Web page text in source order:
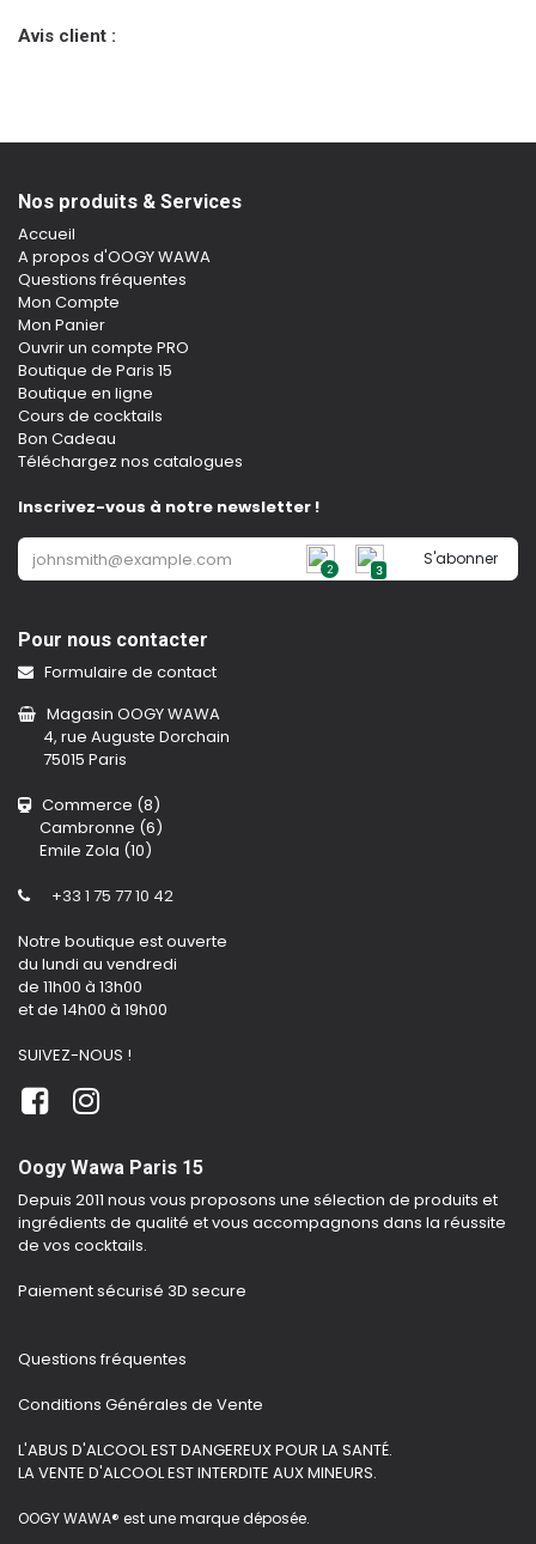
Avis client :
Nos produits & Services
Accueil
A propos d'OOGY WAWA
Questions fréquentes
Mon Compte
Mon Panier
Ouvrir un compte PRO
Boutique de Paris 15
Boutique en ligne
Cours de cocktails
Bon Cadeau
Téléchargez nos catalogues
Inscrivez-vous à notre newsletter !
2 3
S'abonner
Pour nous contacter
Formulaire de contact
Magasin OOGY WAWA
4, rue Auguste Dorchain
75015 Paris
Commerce (8)
Cambronne (6)
Emile Zola (10)
+33 1 75 77 10 42
Notre boutique est ouverte
du lundi au vendredi
de 11h00 à 13h00
et de 14h00 à 19h00
SUIVEZ-NOUS !
Oogy Wawa Paris 15
Depuis 2011 nous vous proposons une sélection de produits et
ingrédients de qualité et vous accompagnons dans la réussite
de vos cocktails.
Paiement sécurisé 3D secure
Questions fréquentes
Conditions Générales de Vente
L'ABUS D'ALCOOL EST DANGEREUX POUR LA SANTÉ.
LA VENTE D'ALCOOL EST INTERDITE AUX MINEURS.
OOGY WAWA® est une marque déposée.